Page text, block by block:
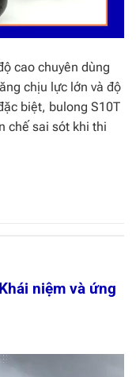
cao chuyên dùng
chịu lực lớn và độ
biệt, bulong S10T
chế sai sót khi thi
niệm và ứng